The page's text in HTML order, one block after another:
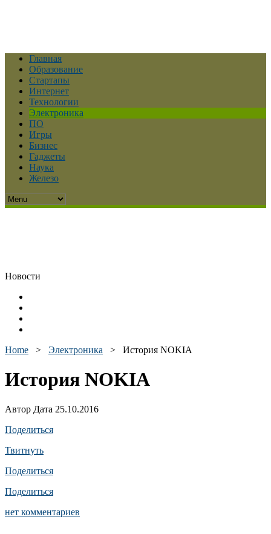
Главная
Образование
Стартапы
Интернет
Технологии
Электроника
ПО
Игры
Бизнес
Гаджеты
Наука
Железо
Новости
Home > Электроника > История NOKIA
История NOKIA
Автор Дата 25.10.2016
Поделиться
Твитнуть
Поделиться
Поделиться
нет комментариев